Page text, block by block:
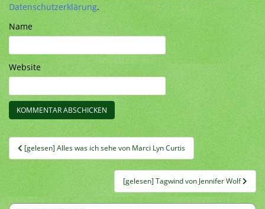
Datenschutzerklärung.
Name
Website
Beitragsnavigation
[gelesen] Alles was ich sehe von Marci Lyn Curtis
[gelesen] Tagwind von Jennifer Wolf